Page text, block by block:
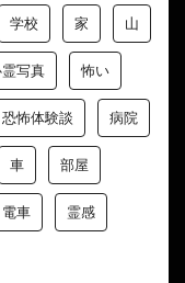
学校 家 山
写真 怖い
恐怖体験談 病院
車 部屋
電車 霊感